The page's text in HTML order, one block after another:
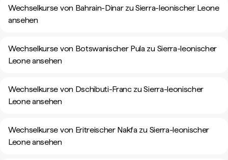
Wechselkurse von Bahrain-Dinar zu Sierra-leonischer Leone
ansehen
Wechselkurse von Botswanischer Pula zu Sierra-leonischer
Leone ansehen
Wechselkurse von Dschibuti-Franc zu Sierra-leonischer
Leone ansehen
Wechselkurse von Eritreischer Nakfa zu Sierra-leonischer
Leone ansehen